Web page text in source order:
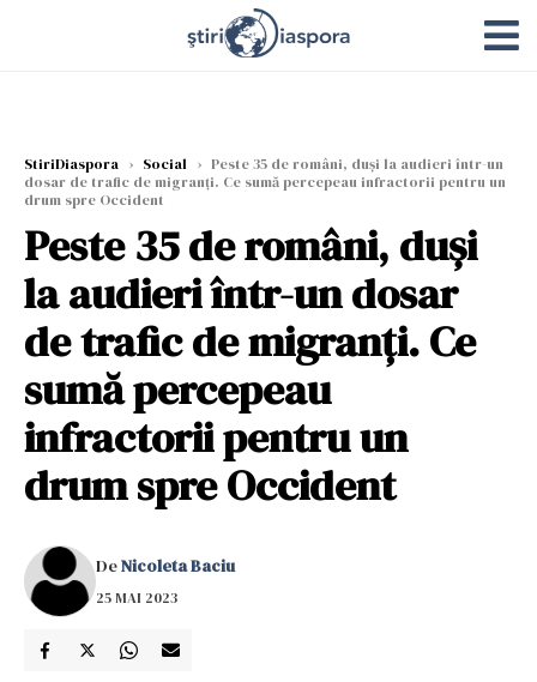
StiriDiaspora › Social › Peste 35 de români, duși la audieri într-un
dosar de trafic de migranţi. Ce sumă percepeau infractorii pentru un
drum spre Occident
Peste 35 de români, duși
la audieri într-un dosar
de trafic de migranţi. Ce
sumă percepeau
infractorii pentru un
drum spre Occident
DeNicoleta Baciu
25 MAI 2023